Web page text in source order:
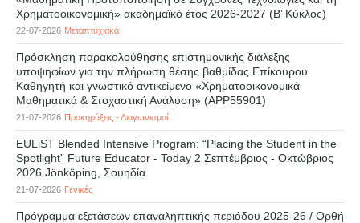
Χρηματοοικονομική» ακαδημαϊκό έτος 2026-2027 (B’ Kύκλος)
22-07-2026 Μεταπτυχιακά
Πρόσκληση παρακολούθησης επιστημονικής διάλεξης
υποψηφίων για την πλήρωση θέσης βαθμίδας Επίκουρου
Καθηγητή και γνωστικό αντικείμενο «Χρηματοοικονομικά
Μαθηματικά & Στοχαστική Ανάλυση» (APP55901)
21-07-2026 Προκηρύξεις - Διαγωνισμοί
EULiST Blended Intensive Program: “Placing the Student in the
Spotlight” Future Educator - Today 2 Σεπτέμβριος - Οκτώβριος
2026 Jönköping, Σουηδία
21-07-2026 Γενικές
Πρόγραμμα εξετάσεων επαναληπτικής περιόδου 2025-26 / Ορθή